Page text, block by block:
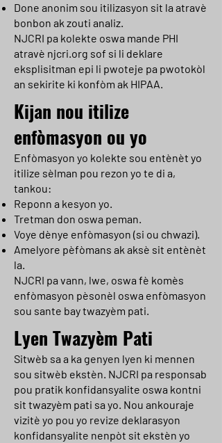
Done anonim sou itilizasyon sit la atravè
bonbon ak zouti analiz.
NJCRI pa kolekte oswa mande PHI
atravè njcri.org sof si li deklare
eksplisitman epi li pwoteje pa pwotokòl
an sekirite ki konfòm ak HIPAA.
Kijan nou itilize
enfòmasyon ou yo
Enfòmasyon yo kolekte sou entènèt yo
itilize sèlman pou rezon yo te di a,
tankou:
Reponn a kesyon yo.
Tretman don oswa peman.
Voye dènye enfòmasyon (si ou chwazi).
Amelyore pèfòmans ak aksè sit entènèt
la.
NJCRI pa vann, lwe, oswa fè komès
enfòmasyon pèsonèl oswa enfòmasyon
sou sante bay twazyèm pati.
Lyen Twazyèm Pati
Sitwèb sa a ka genyen lyen ki mennen
sou sitwèb ekstèn. NJCRI pa responsab
pou pratik konfidansyalite oswa kontni
sit twazyèm pati sa yo. Nou ankouraje
vizitè yo pou yo revize deklarasyon
konfidansyalite nenpòt sit ekstèn yo